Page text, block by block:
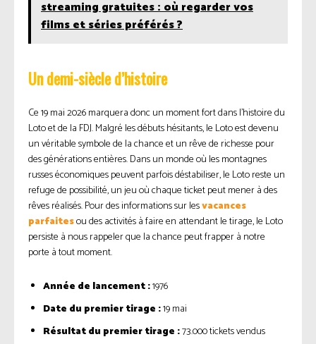
streaming gratuites : où regarder vos
films et séries préférés ?
Un demi-siècle d’histoire
Ce 19 mai 2026 marquera donc un moment fort dans l’histoire du
Loto et de la FDJ. Malgré les débuts hésitants, le Loto est devenu
un véritable symbole de la chance et un rêve de richesse pour
des générations entières. Dans un monde où les montagnes
russes économiques peuvent parfois déstabiliser, le Loto reste un
refuge de possibilité, un jeu où chaque ticket peut mener à des
rêves réalisés. Pour des informations sur lesvacances
parfaitesou des activités à faire en attendant le tirage, le Loto
persiste à nous rappeler que la chance peut frapper à notre
porte à tout moment.
Année de lancement :1976
Date du premier tirage :19 mai
Résultat du premier tirage :73.000 tickets vendus